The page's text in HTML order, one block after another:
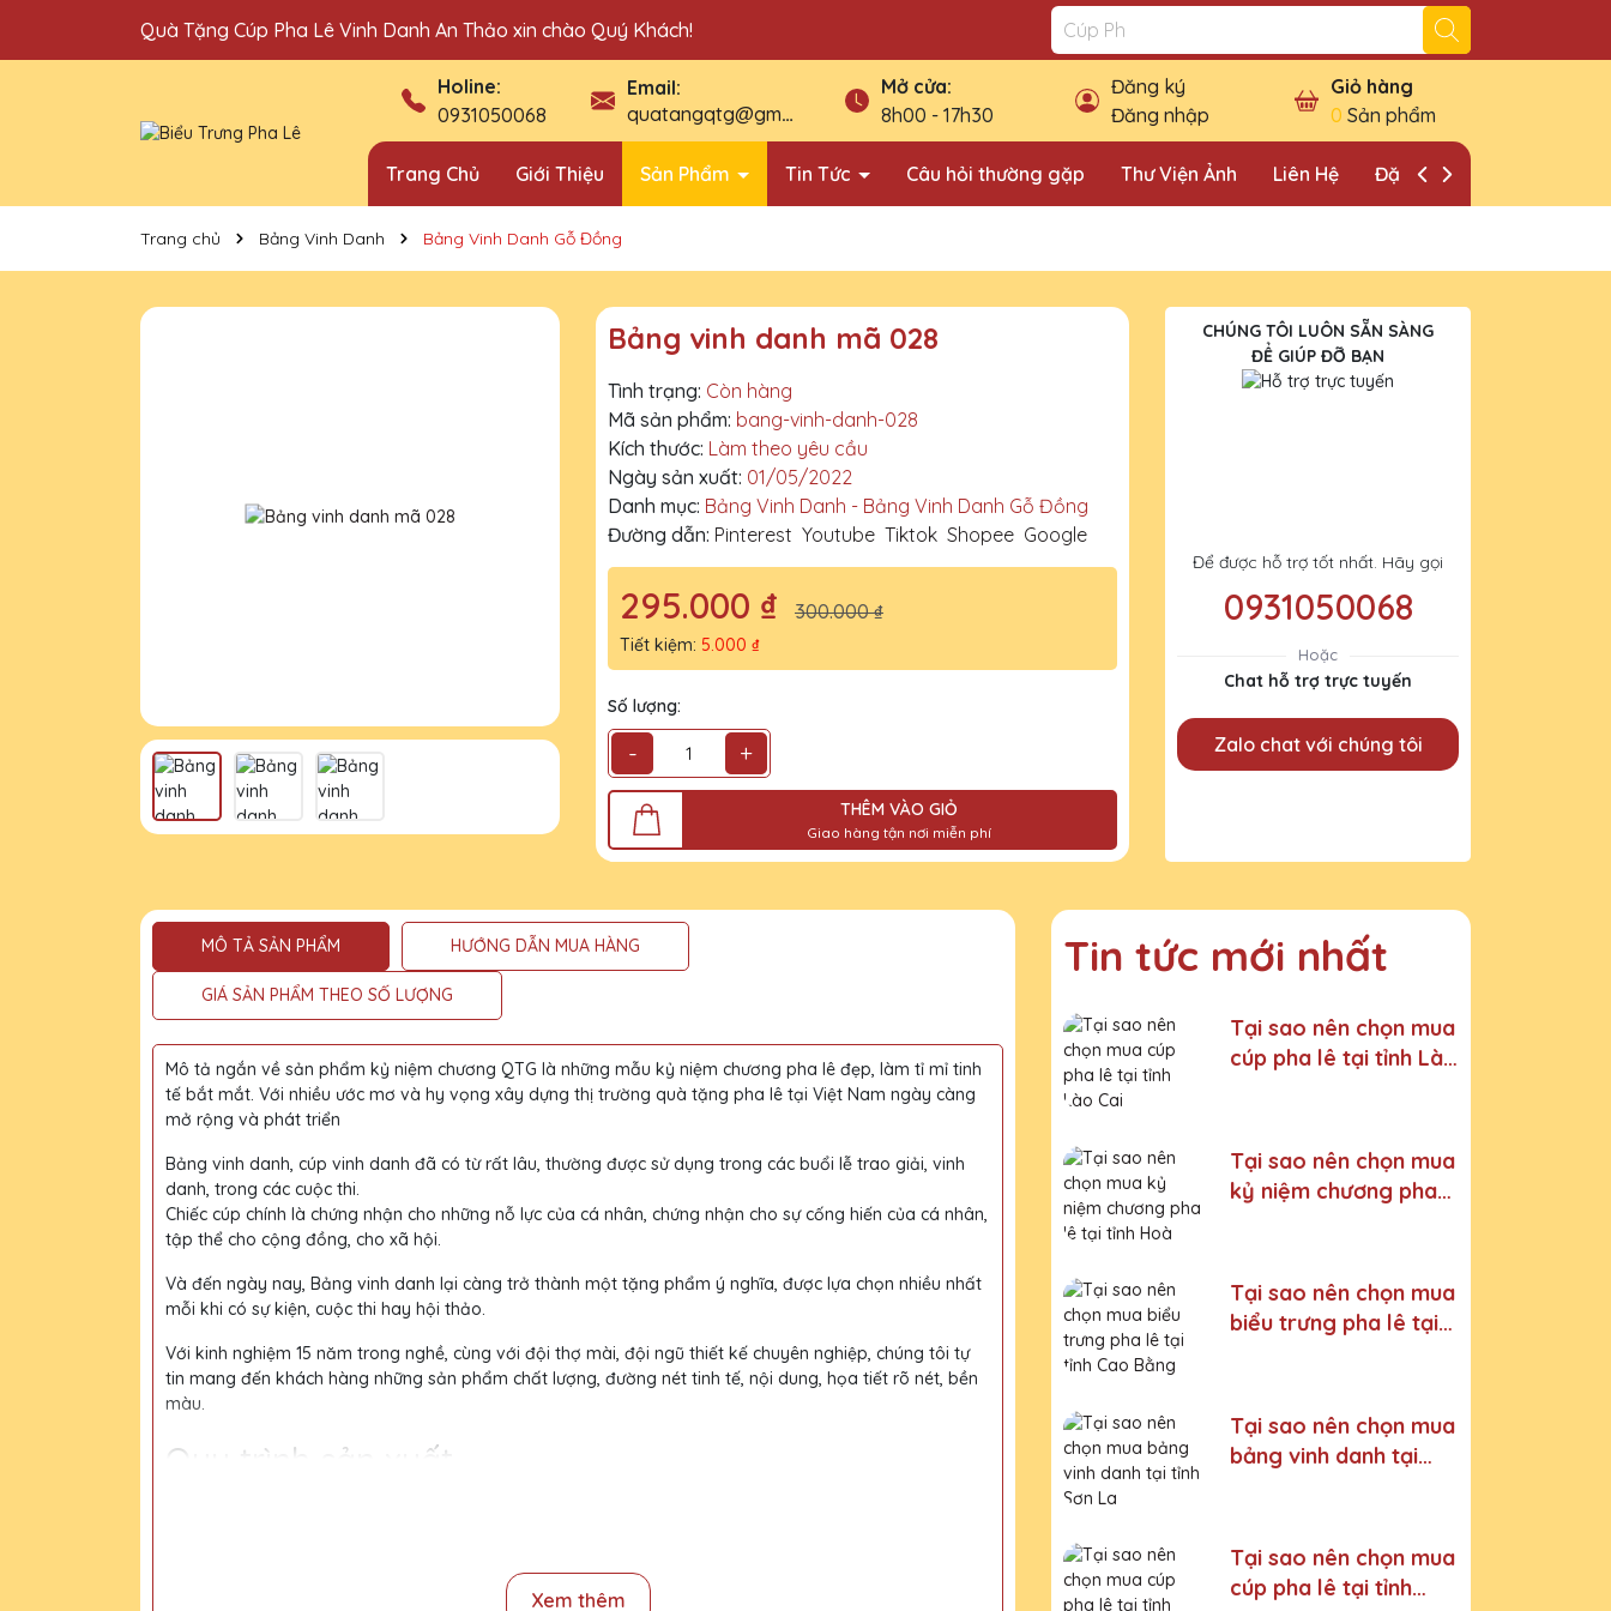
Quà Tặng Cúp Pha Lê Vinh Danh An Thảo xin chào Quý Khách!
Địa chỉ bán cúp vinh danh uy tín tại Hà Nội!
Holine:
0931050068
Email:
quatangqtg@gmail.com
Mở cửa:
8h00 - 17h30
Đăng ký
Đăng nhập
Giỏ hàng
0 Sản phẩm
Trang Chủ Giới Thiệu Sản Phẩm Tin Tức Câu hỏi thường gặp Thư Viện Ảnh Liên Hệ Đặt Lịch Khảo Sát
Trang chủ Bảng Vinh Danh Bảng Vinh Danh Gỗ Đồng
Bảng vinh danh mã 028
Tình trạng: Còn hàng
Mã sản phẩm: bang-vinh-danh-028
Kích thước: Làm theo yêu cầu
Ngày sản xuất: 01/05/2022
Danh mục: Bảng Vinh Danh - Bảng Vinh Danh Gỗ Đồng
Đường dẫn: Pinterest Youtube Tiktok Shopee Google
295.000 ₫ 300.000 ₫
Tiết kiệm: 5.000 ₫
Số lượng:
- +
THÊM VÀO GIỎ
Giao hàng tận nơi miễn phí
CHÚNG TÔI LUÔN SẴN SÀNG
ĐỂ GIÚP ĐỠ BẠN
Để được hỗ trợ tốt nhất. Hãy gọi
0931050068
Hoặc
Chat hỗ trợ trực tuyến
Zalo chat với chúng tôi
MÔ TẢ SẢN PHẨM HƯỚNG DẪN MUA HÀNG
GIÁ SẢN PHẨM THEO SỐ LƯỢNG
Mô tả ngắn về sản phẩm kỷ niệm chương QTG là những mẫu kỷ niệm chương pha lê đẹp, làm tỉ mỉ tinh
tế bắt mắt. Với nhiều ước mơ và hy vọng xây dựng thị trường quà tặng pha lê tại Việt Nam ngày càng
mở rộng và phát triển
Bảng vinh danh, cúp vinh danh đã có từ rất lâu, thường được sử dụng trong các buổi lễ trao giải, vinh
danh, trong các cuộc thi.
Chiếc cúp chính là chứng nhận cho những nỗ lực của cá nhân, chứng nhận cho sự cống hiến của cá nhân,
tập thể cho cộng đồng, cho xã hội.
Và đến ngày nay, Bảng vinh danh lại càng trở thành một tặng phẩm ý nghĩa, được lựa chọn nhiều nhất
mỗi khi có sự kiện, cuộc thi hay hội thảo.
Với kinh nghiệm 15 năm trong nghề, cùng với đội thợ mài, đội ngũ thiết kế chuyên nghiệp, chúng tôi tự
tin mang đến khách hàng những sản phẩm chất lượng, đường nét tinh tế, nội dung, họa tiết rõ nét, bền
màu.
Quy trình sản xuất
Xem thêm
Tin tức mới nhất
Tại sao nên chọn mua
cúp pha lê tại tỉnh Lào
Tại sao nên chọn mua
kỷ niệm chương pha
Tại sao nên chọn mua
biểu trưng pha lê tại
Tại sao nên chọn mua
bảng vinh danh tại
Tại sao nên chọn mua
cúp pha lê tại tỉnh